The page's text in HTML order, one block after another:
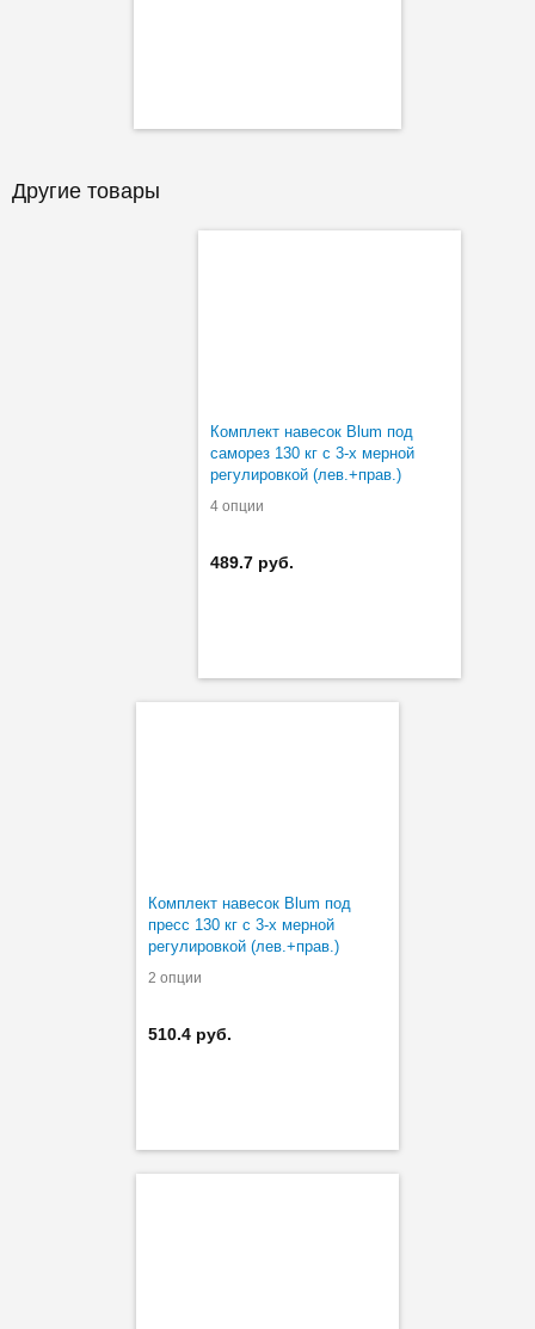
Другие товары
Комплект навесок Blum под
саморез 130 кг с 3-х мерной
регулировкой (лев.+прав.)
4 опции
489.7 руб.
Комплект навесок Blum под
пресс 130 кг с 3-х мерной
регулировкой (лев.+прав.)
2 опции
510.4 руб.